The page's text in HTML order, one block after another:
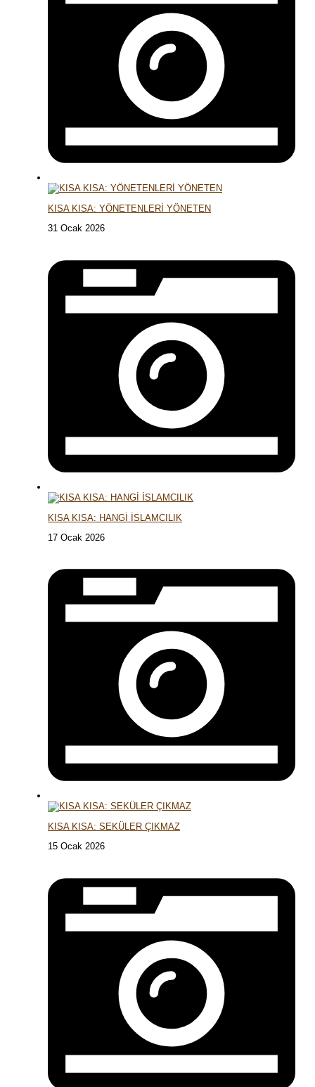
KISA KISA: YÖNETENLERİ YÖNETEN
31 Ocak 2026
KISA KISA: HANGİ İSLAMCILIK
17 Ocak 2026
KISA KISA: SEKÜLER ÇIKMAZ
15 Ocak 2026